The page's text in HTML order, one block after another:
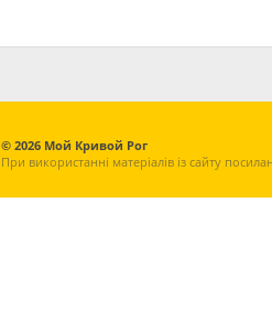
© 2026 Мой Кривой Рог
При використанні матеріалів із сайту